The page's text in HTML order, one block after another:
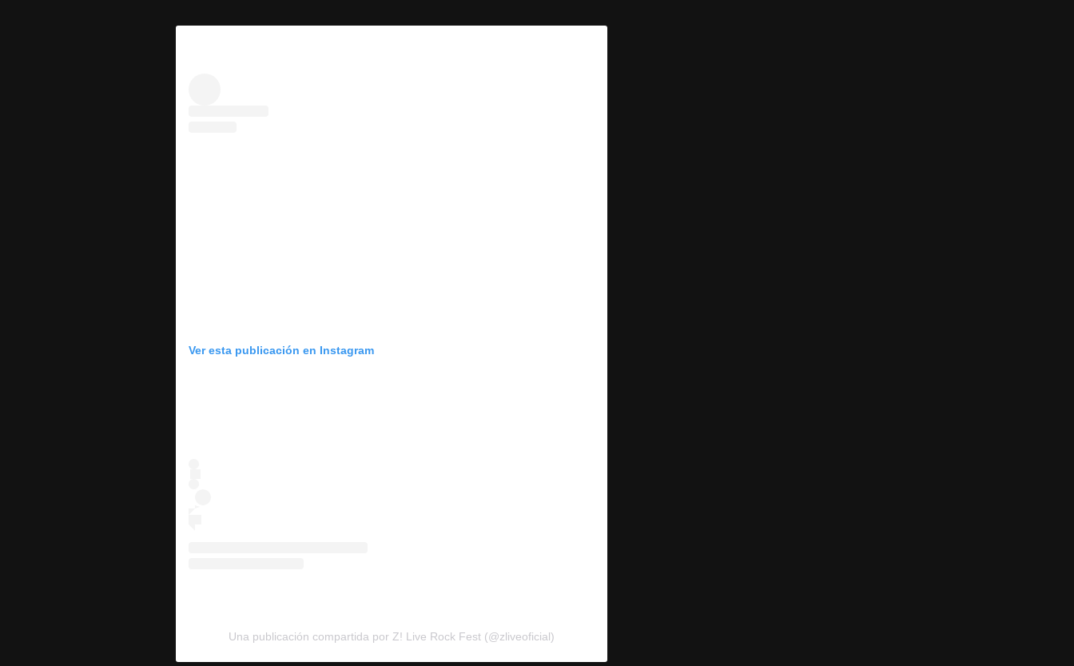
Ver esta publicación en Instagram
Una publicación compartida por Z! Live Rock Fest (@zliveoficial)